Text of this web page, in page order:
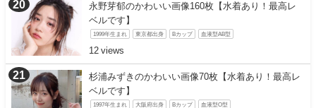
永野芽郁のかわいい画像160枚【水着あり！最高レ
ベルです】
1999年生まれ 東京都出身 Bカップ 血液型AB型
12
杉浦みずきのかわいい画像70枚【水着あり！最高レ
ベルです】
1997年生まれ 大阪府出身 Bカップ 血液型O型